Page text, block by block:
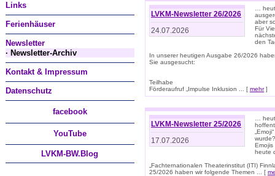
Links
Ferienhäuser
Newsletter
· Newsletter-Archiv
Kontakt & Impressum
Datenschutz
facebook
YouTube
LVKM-BW.Blog
LVKM-Newsletter 26/2026
24.07.2026
…
aber
Für
den
In unserer heutigen Ausgabe 26/2026
Sie ausgesucht:
Teilhabe
Förderaufruf „Impulse Inklusion ... [ mehr]
LVKM-Newsletter 25/2026
17.07.2026
…
Emojis
heute
„Fachternationalen Theaterinstitut (ITI)
25/2026 haben wir folgende Themen ... [